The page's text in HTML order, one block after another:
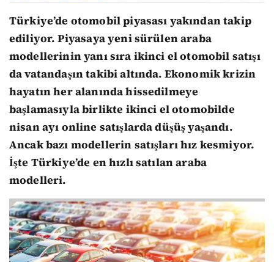
Türkiye’de otomobil piyasası yakından takip
ediliyor. Piyasaya yeni sürülen araba
modellerinin yanı sıra ikinci el otomobil satışı
da vatandaşın takibi altında. Ekonomik krizin
hayatın her alanında hissedilmeye
başlamasıyla birlikte ikinci el otomobilde
nisan ayı online satışlarda düşüş yaşandı.
Ancak bazı modellerin satışları hız kesmiyor.
İşte Türkiye’de en hızlı satılan araba
modelleri.